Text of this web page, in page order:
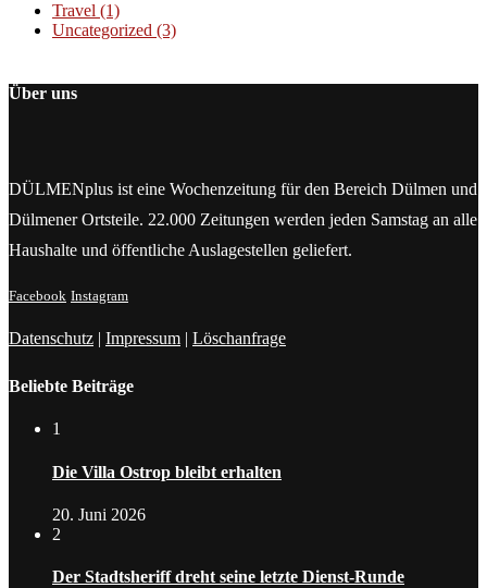
Travel (1)
Uncategorized (3)
Über uns
DÜLMENplus ist eine Wochenzeitung für den Bereich Dülmen und
Dülmener Ortsteile. 22.000 Zeitungen werden jeden Samstag an alle
Haushalte und öffentliche Auslagestellen geliefert.
Facebook Instagram
Datenschutz | Impressum | Löschanfrage
Beliebte Beiträge
1
Die Villa Ostrop bleibt erhalten
20. Juni 2026
2
Der Stadtsheriff dreht seine letzte Dienst-Runde